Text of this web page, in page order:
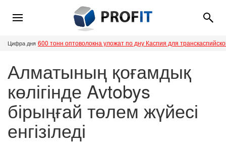
Цифра дня 600 тонн оптоволокна уложат по дну Каспия для
Алматының қоғамдық
көлігінде Avtobys
бірыңғай төлем жүйесі
енгізіледі